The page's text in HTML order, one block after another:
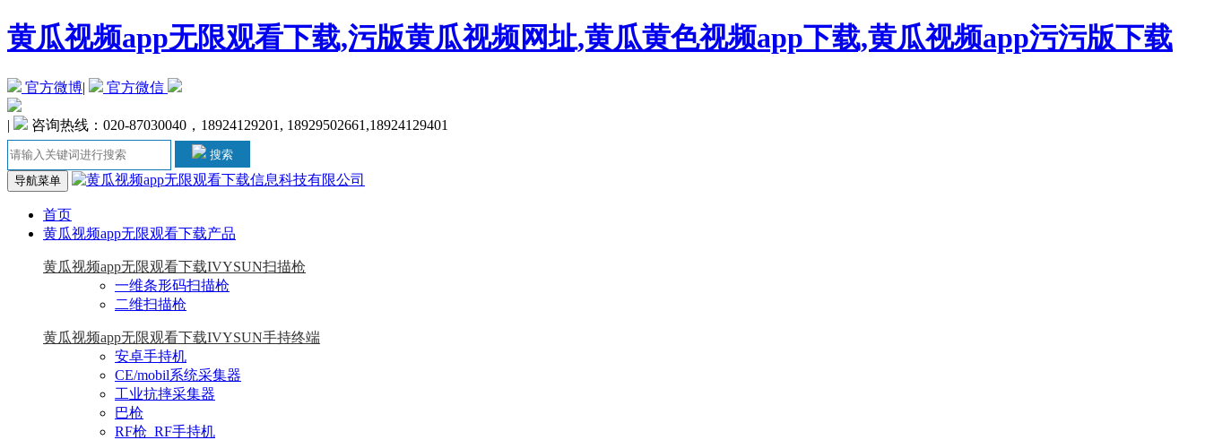
黄瓜视频app无限观看下载,污版黄瓜视频网址,黄瓜黄色视频app下载,黄瓜视频app污污版下载
官方微博| 官方微信
| 咨询热线：020-87030040，18924129201, 18929502661,18924129401
搜索
导航菜单
首页
黄瓜视频app无限观看下载产品
黄瓜视频app无限观看下载IVYSUN扫描枪
一维条形码扫描枪
二维扫描枪
黄瓜视频app无限观看下载IVYSUN手持终端
安卓手持机
CE/mobil系统采集器
工业抗摔采集器
巴枪
RF枪_RF手持机